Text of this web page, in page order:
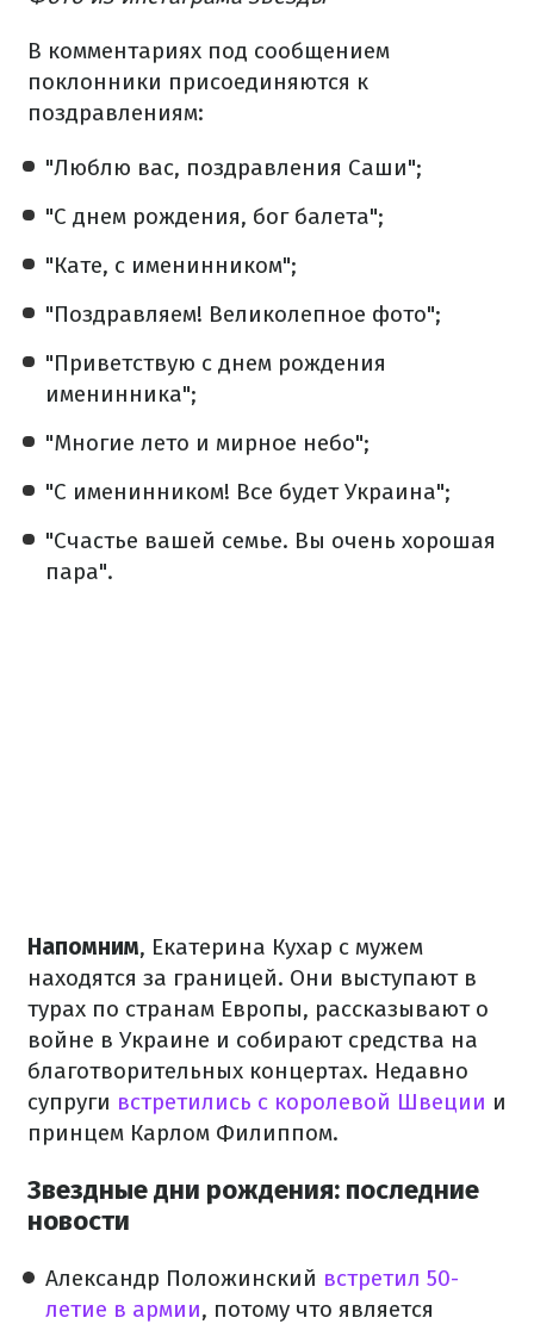
В комментариях под сообщением
поклонники присоединяются к
поздравлениям:
"Люблю вас, поздравления Саши";
"С днем рождения, бог балета";
"Кате, с именинником";
"Поздравляем! Великолепное фото";
"Приветствую с днем рождения
именинника";
"Многие лето и мирное небо";
"С именинником! Все будет Украина";
"Счастье вашей семье. Вы очень хорошая
пара".
Напомним, Екатерина Кухар с мужем
находятся за границей. Они выступают в
турах по странам Европы, рассказывают о
войне в Украине и собирают средства на
благотворительных концертах. Недавно
супруги встретились с королевой Швеции и
принцем Карлом Филиппом.
Звездные дни рождения: последние
новости
Александр Положинский встретил 50-
летие в армии, потому что является